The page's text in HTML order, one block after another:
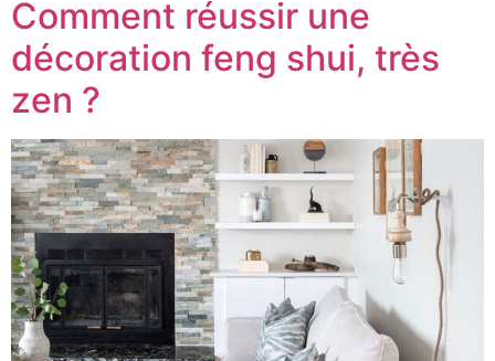
Comment réussir une
décoration feng shui, très
zen ?